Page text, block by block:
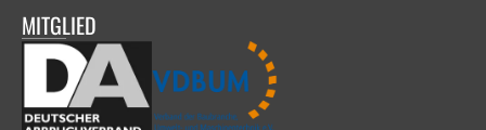
MITGLIED